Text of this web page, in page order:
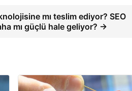
mı teslim ediyor? SEO
mı güçlü hale geliyor? →